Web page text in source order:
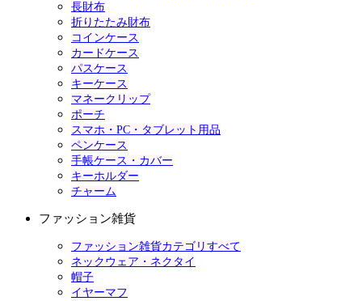
長財布
折りたたみ財布
コインケース
カードケース
パスケース
キーケース
マネークリップ
ポーチ
スマホ・PC・タブレット用品
ペンケース
手帳ケース・カバー
キーホルダー
チャーム
ファッション雑貨
ファッション雑貨カテゴリすべて
ネックウェア・ネクタイ
帽子
イヤーマフ